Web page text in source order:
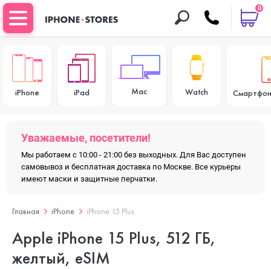
0
iPhone iPad Mac Watch
Уважаемые, посетители!
Мы работаем с 10:00 - 21:00 без выходных. Для Вас доступен
самовывоз и бесплатная доставка по Москве. Все курьеры
имеют маски и защитные перчатки.
Главная iPhone iPhone 15 Plus
Apple iPhone 15 Plus, 512 ГБ,
желтый, eSIM